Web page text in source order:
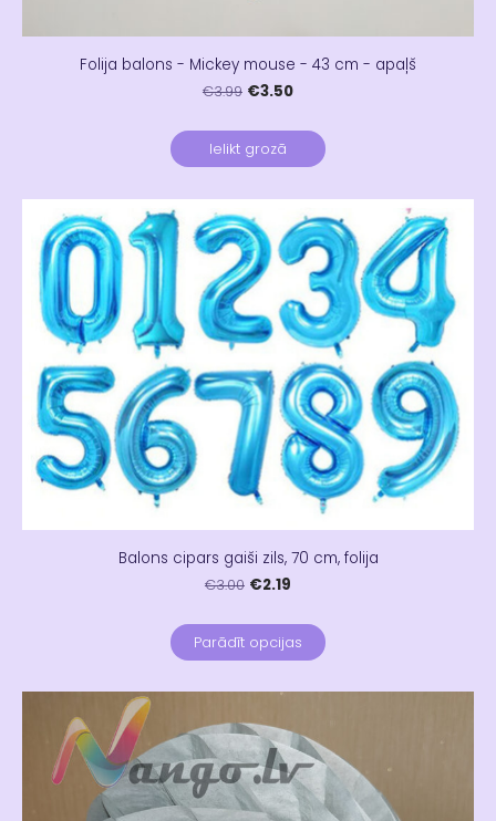
Folija balons - Mickey mouse - 43 cm - apaļš
€3.99 €3.50
Ielikt grozā
Balons cipars gaiši zils, 70 cm, folija
€3.00 €2.19
Parādīt opcijas